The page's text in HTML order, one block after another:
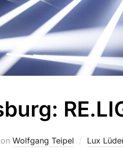
Wolfgang Teipel Lux